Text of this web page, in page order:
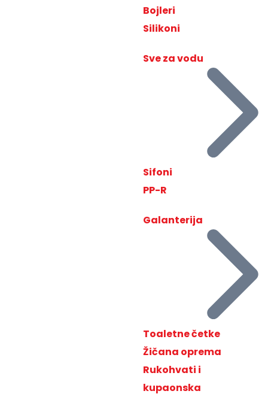
Bojleri
Silikoni
Sve za vodu
Sifoni
PP-R
Galanterija
Toaletne četke
Žičana oprema
Rukohvati i
kupaonska